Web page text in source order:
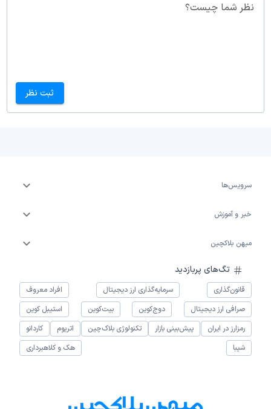
نظر شما چیست؟
ثبت نظر
سرویس‌ها
خبر و آموزش
میهن بلاکچین
تگ‌های پربازدید
قانون‌گذاری سرمایه‌گذاری ارز دیجیتال
افراد معروف
صرافی ارز دیجیتال
دوج‌کوین بیت‌کوین
استیبل کوین
رمزارز در ایران
پیش‌بینی بازار تکنولوژی بلاک‌چین اتریوم
کاردانو
شیبا
هک و کلاهبرداری